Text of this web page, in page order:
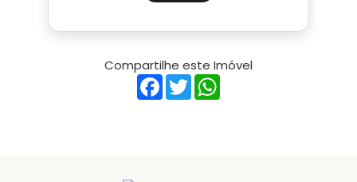
Compartilhe este Imóvel
Facebook
Twitter